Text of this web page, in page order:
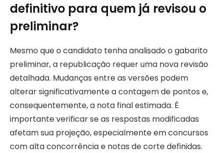
definitivo para quem já revisou o
preliminar?
Mesmo que o candidato tenha analisado o gabarito
preliminar, a republicação requer uma nova revisão
detalhada. Mudanças entre as versões podem
alterar significativamente a contagem de pontos e,
consequentemente, a nota final estimada. É
importante verificar se as respostas modificadas
afetam sua projeção, especialmente em concursos
com alta concorrência e notas de corte definidas.